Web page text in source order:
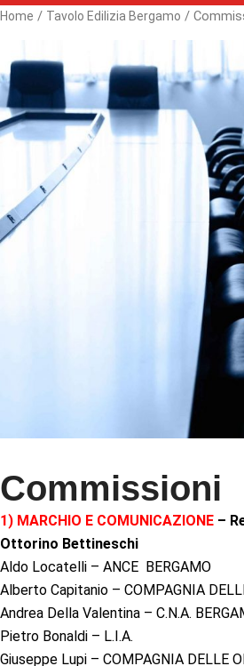
Home / Tavolo Edilizia Bergamo /
Commissioni
1) MARCHIO E COMUNICAZIONE –
Ottorino Bettineschi
Aldo Locatelli – ANCE BERGAMO
Alberto Capitanio – COMPAGNIA
Andrea Della Valentina – C.N.A.
Pietro Bonaldi – L.I.A.
Giuseppe Lupi – COMPAGNIA DELLE